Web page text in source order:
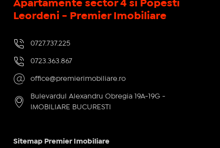
Apartamente sector 4 si Popesti
Leordeni - Premier Imobiliare
0727.737.225
0723.363.867
office@premierimobiliare.ro
Bulevardul Alexandru Obregia 19A-19G -
IMOBILIARE BUCURESTI
Sitemap Premier Imobiliare